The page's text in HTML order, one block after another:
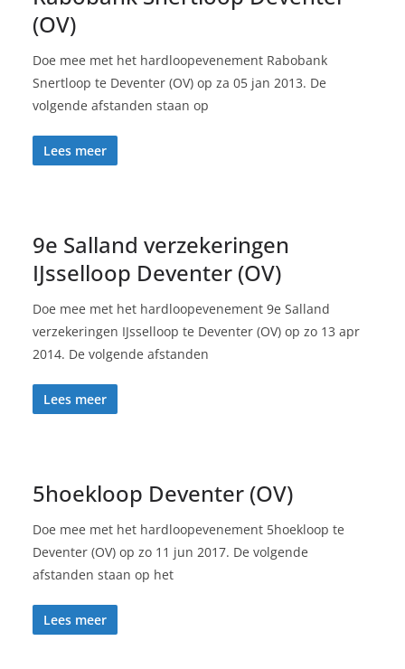
(OV)
Doe mee met het hardloopevenement Rabobank
Snertloop te Deventer (OV) op za 05 jan 2013. De
volgende afstanden staan op
Lees meer
9e Salland verzekeringen
IJsselloop Deventer (OV)
Doe mee met het hardloopevenement 9e Salland
verzekeringen IJsselloop te Deventer (OV) op zo 13 apr
2014. De volgende afstanden
Lees meer
5hoekloop Deventer (OV)
Doe mee met het hardloopevenement 5hoekloop te
Deventer (OV) op zo 11 jun 2017. De volgende
afstanden staan op het
Lees meer